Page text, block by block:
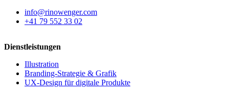
info@rinowenger.com
+41 79 552 33 02
Dienstleistungen
Illustration
Branding-Strategie & Grafik
UX-Design für digitale Produkte